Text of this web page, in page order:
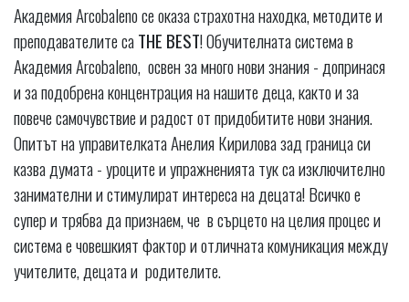
Академия Arcobaleno се oказа страхотна находка, методите и
преподавателите саTHE BEST! Обучителната система в
Академия Arcobalenо, освен за много нови знания - допринася
и за подобрена концентрация на нашите деца, както и за
повече самочувствие и радост от придобитите нови знания.
Опитът на управителката Анелия Кирилова зад граница си
казва думата - уроците и упражненията тук са изключително
занимателни и стимулират интереса на децата! Всичко е
супер и трябва да признаем, че в сърцето на целия процес и
система е човешкият фактор и отличната комуникация между
учителите, децата и родителите.